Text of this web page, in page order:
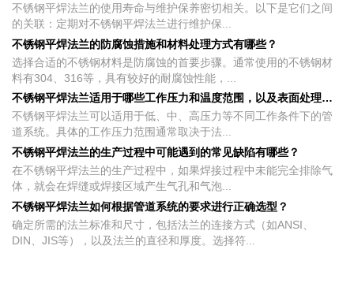
不锈钢平焊法兰的使用寿命与维护保养密切相关。以下是它们之间
的关联：定期对不锈钢平焊法兰进行维护保...
不锈钢平焊法兰的防腐蚀措施和材料处理方式有哪些？
选择合适的不锈钢材料是防腐蚀的首要步骤。通常使用的不锈钢材
料有304、316等，具有较好的耐腐蚀性能，...
不锈钢平焊法兰适用于哪些工作压力和温度范围，以及表面处理方法
不锈钢平焊法兰可以适用于低、中、高压力等不同工作条件下的管
道系统。具体的工作压力范围通常取决于法...
不锈钢平焊法兰的生产过程中可能遇到的常见缺陷有哪些？
在不锈钢平焊法兰的生产过程中，如果焊接过程中未能完全排除气
体，就会在焊缝或焊接区域产生气孔和气泡...
不锈钢平焊法兰如何根据管道系统的要求进行正确选型？
确定所需的法兰标准和尺寸，包括法兰的连接方式（如ANSI、
DIN、JIS等），以及法兰的直径和厚度。选择符...